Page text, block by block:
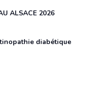
ALSACE 2026
diabétique